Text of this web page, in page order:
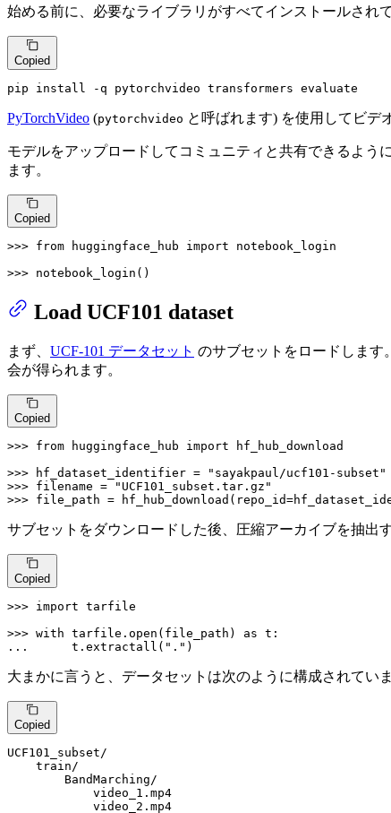
始める前に、必要なライブラリがすべてインストールされ
Copied
pip install -q pytorchvideo transformers evaluate
PyTorchVideo (pytorchvideo と呼ばれます) を使用してビデ
モデルをアップロードしてコミュニティと共有できるよう
ます。
Copied
>>> from huggingface_hub import notebook_login
>>> notebook_login()
Load UCF101 dataset
まず、 UCF-101 データセット のサブセットをロードします
会が得られます。
Copied
>>> from huggingface_hub import hf_hub_download
>>>
hf_dataset_identifier =
"sayakpaul/ucf101-subset"
>>> filename =
"UCF101_subset.tar.gz"
>>> file_path =
サブセットをダウンロードした後、圧縮アーカイブを抽出
Copied
>>> import tarfile
>>> with tarfile. open (file_path) as
...
     t.extractall(
"." )
大まかに言うと、データセットは次のように構成されていま
Copied
UCF101_subset/
    train/
        BandMarching/
            video_1.mp4
            video_2.mp4